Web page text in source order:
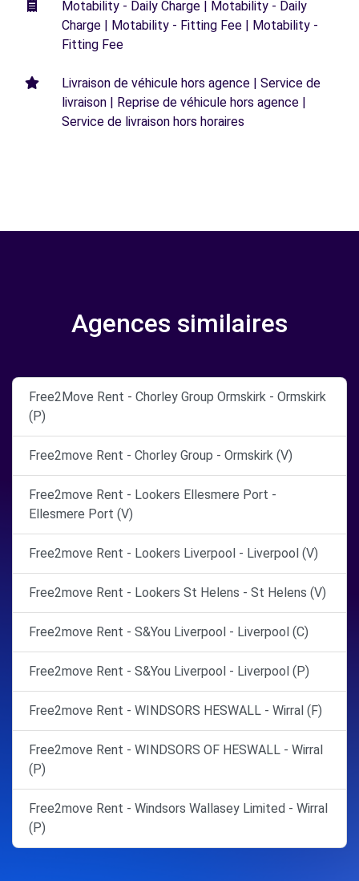
Motability - Daily Charge | Motability - Daily
Charge | Motability - Fitting Fee | Motability -
Fitting Fee
Livraison de véhicule hors agence | Service de
livraison | Reprise de véhicule hors agence |
Service de livraison hors horaires
Agences similaires
Free2Move Rent - Chorley Group Ormskirk - Ormskirk
(P)
Free2move Rent - Chorley Group - Ormskirk (V)
Free2move Rent - Lookers Ellesmere Port -
Ellesmere Port (V)
Free2move Rent - Lookers Liverpool - Liverpool (V)
Free2move Rent - Lookers St Helens - St Helens (V)
Free2move Rent - S&You Liverpool - Liverpool (C)
Free2move Rent - S&You Liverpool - Liverpool (P)
Free2move Rent - WINDSORS HESWALL - Wirral (F)
Free2move Rent - WINDSORS OF HESWALL - Wirral
(P)
Free2move Rent - Windsors Wallasey Limited - Wirral
(P)